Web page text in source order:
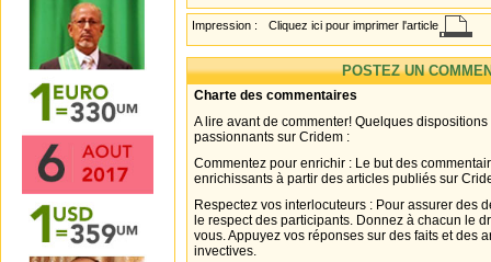
Impression : Cliquez ici pour imprimer l'article
POSTEZ UN
Charte des commentaires
A lire avant de commenter! Quelques
passionnants sur Cridem :
Commentez pour enrichir : Le but des
enrichissants à partir des articles publiés sur
Respectez vos interlocuteurs : Pour assurer des
le respect des participants. Donnez à chacun le
vous. Appuyez vos réponses sur des faits et des
invectives.